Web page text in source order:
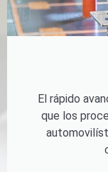
El rápido
que los